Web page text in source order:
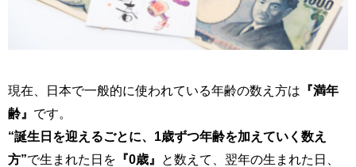
現在、日本で一般的に使われている年齢の数え方は 『満年
齢』 です。
“誕生日を迎えるごとに、1歳ずつ年齢を加えていく数え
方”で生まれた日を 『0歳』
と数えて、翌年の生まれた日、